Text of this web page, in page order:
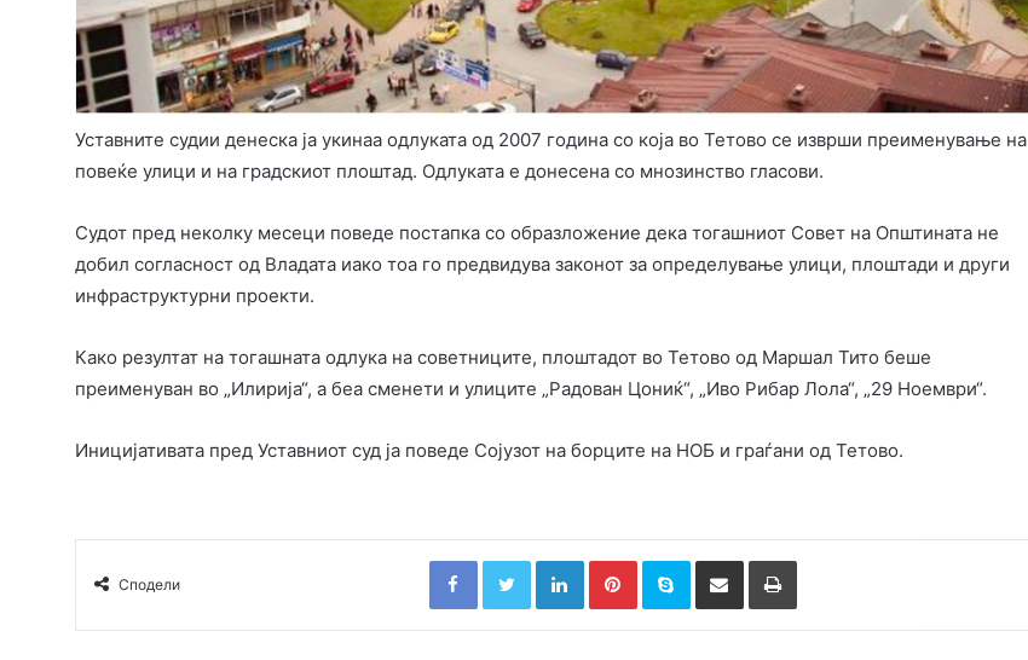
Уставните судии денеска ја укинаа одлуката од 2007 година со која во Тетово се изврши преименување на
повеќе улици и на градскиот плоштад. Одлуката е донесена со мнозинство гласови.
Судот пред неколку месеци поведе постапка со образложение дека тогашниот Совет на Општината не
добил согласност од Владата иако тоа го предвидува законот за определување улици, плоштади и други
инфраструктурни проекти.
Како резултат на тогашната одлука на советниците, плоштадот во Тетово од Маршал Тито беше
преименуван во „Илирија“, а беа сменети и улиците „Радован Цониќ“, „Иво Рибар Лола“, „29 Ноември“.
Иницијативата пред Уставниот суд ја поведе Сојузот на борците на НОБ и граѓани од Тетово.
Сподели
FacebookTwitterLinkedInPinterestSkype Сподели преку Е-маил Испринтај